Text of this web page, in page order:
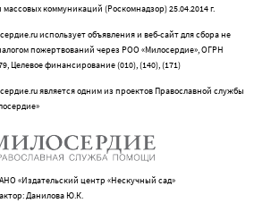
массовых коммуникаций (Роскомнадзор) 25.04.2014 г.
использует объявления и веб-сайт для сбора не
пожертвований через РОО «Милосердие», ОГРН
Целевое финансирование (010), (140), (171)
является одним из проектов Православной службы
«Издательский центр «Нескучный сад»
Данилова Ю.К.